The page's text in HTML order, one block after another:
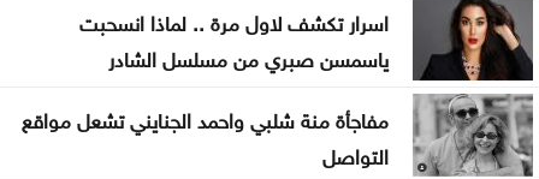
اسرار تكشف لاول مرة .. لماذا انسحبت
ياسمسن صبري من مسلسل الشادر
مفاجأة منة شلبي واحمد الجنايني تشعل مواقع
التواصل